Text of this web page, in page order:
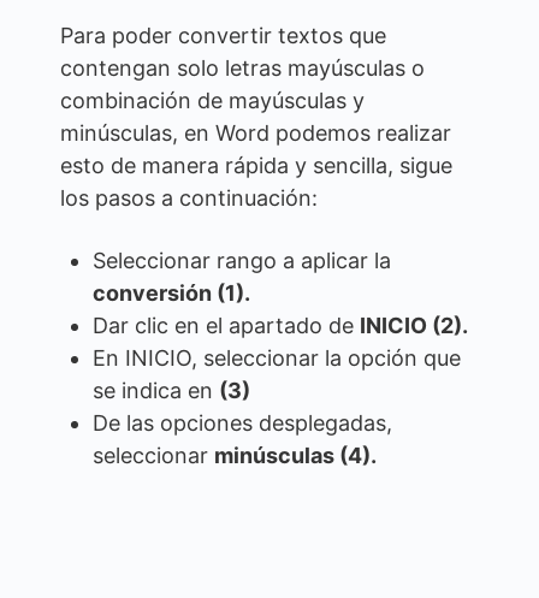
Para poder convertir textos que
contengan solo letras mayúsculas o
combinación de mayúsculas y
minúsculas, en Word podemos realizar
esto de manera rápida y sencilla, sigue
los pasos a continuación:
Seleccionar rango a aplicar la
conversión (1).
Dar clic en el apartado de INICIO (2).
En INICIO, seleccionar la opción que
se indica en (3)
De las opciones desplegadas,
seleccionar minúsculas (4).